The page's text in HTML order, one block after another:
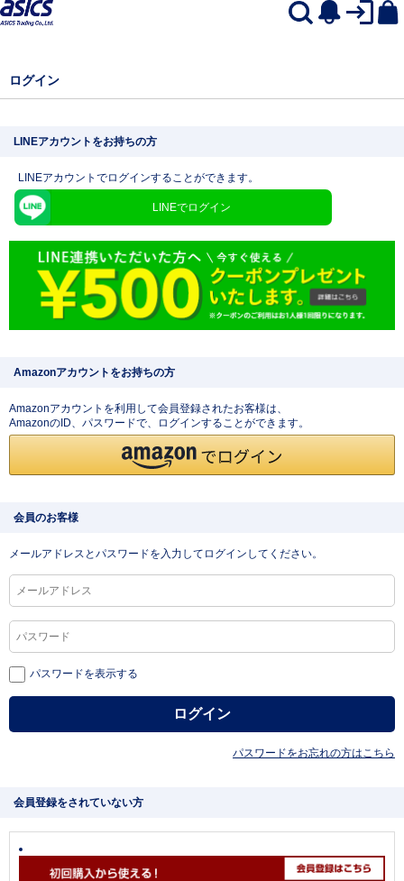
ログイン
LINEアカウントをお持ちの方
LINEアカウントでログインすることができます。
LINEでログイン
Amazonアカウントをお持ちの方
Amazonアカウントを利用して会員登録されたお客様は、
AmazonのID、パスワードで、ログインすることができます。
会員のお客様
メールアドレスとパスワードを入力してログインしてください。
パスワードを表示する
パスワードをお忘れの方はこちら
会員登録をされていない方